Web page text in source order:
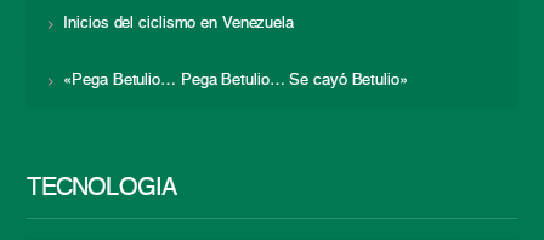
Inicios del ciclismo en Venezuela
«Pega Betulio… Pega Betulio… Se cayó Betulio»
TECNOLOGÍA